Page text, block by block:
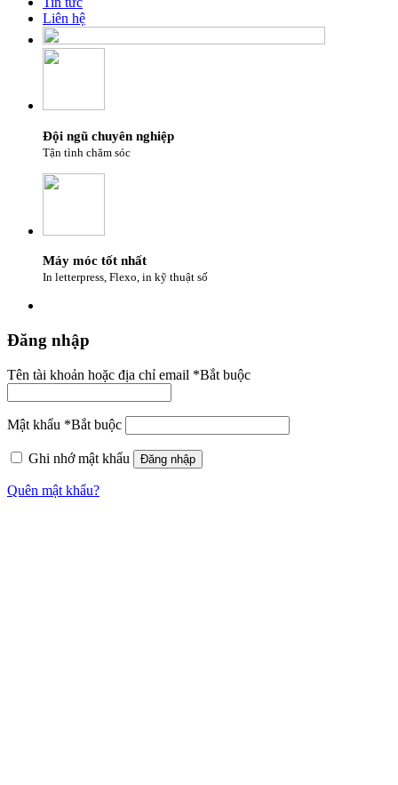
Liên hệ
Đội ngũ chuyên nghiệp
Tận tình chăm sóc
Máy móc tốt nhất
In letterpress, Flexo, in kỹ thuật số
Đăng nhập
Tên tài khoản hoặc địa chỉ email *Bắt buộc
Mật khẩu *Bắt buộc
Ghi nhớ mật khẩu Đăng nhập
Quên mật khẩu?